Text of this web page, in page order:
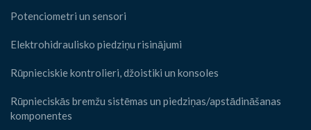
Potenciometri un sensori
Elektrohidraulisko piedziņu risinājumi
Rūpnieciskie kontrolieri, džoistiki un konsoles
Rūpnieciskās bremžu sistēmas un piedziņas/apstādināšanas
komponentes